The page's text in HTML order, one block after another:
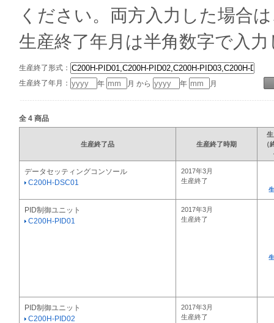
ください。両方入力した場合
生産終了年月は半角数字で入
生産終了形式：
生産終了年月：
年 月 から 年 月
全 4 商品
生産終了品 生産終了時期
（
データセッティングコンソール
C200H-DSC01
2017年3月
生産終了
PID制御ユニット
C200H-PID01
2017年3月
生産終了
PID制御ユニット
C200H-PID02
2017年3月
生産終了